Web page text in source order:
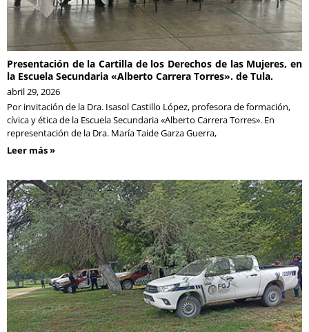
Presentación de la Cartilla de los Derechos de las Mujeres, en
la Escuela Secundaria «Alberto Carrera Torres». de Tula.
abril 29, 2026
Por invitación de la Dra. Isasol Castillo López, profesora de formación,
cívica y ética de la Escuela Secundaria «Alberto Carrera Torres». En
representación de la Dra. María Taide Garza Guerra,
Leer más »